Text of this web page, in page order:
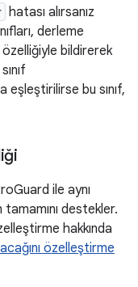
hatası alırsanız
derleme
özelliğiyle bildirerek
eşleştirilirse bu sınıf,
ile aynı
destekler.
hakkında
özelleştirme